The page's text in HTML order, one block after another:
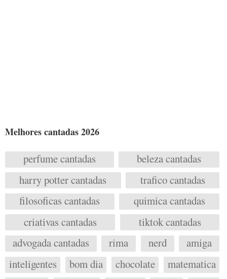
Melhores cantadas 2026
perfume cantadas
beleza cantadas
harry potter cantadas
trafico cantadas
filosoficas cantadas
quimica cantadas
criativas cantadas
tiktok cantadas
advogada cantadas
rima nerd
amiga
inteligentes
bom dia chocolate
matematica